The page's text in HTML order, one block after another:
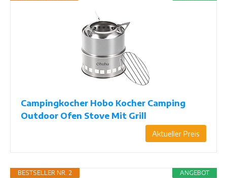
Campingkocher Hobo Kocher Camping
Outdoor Ofen Stove Mit Grill
Aktueller Preis
ANGEBOT
BESTSELLER NR. 2